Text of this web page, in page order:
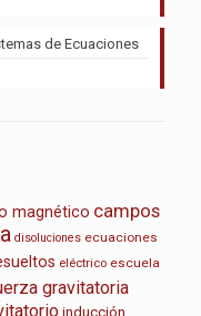
de Ecuaciones
magnético campos
disoluciones ecuaciones
eléctrico escuela
gravitatoria
inducción